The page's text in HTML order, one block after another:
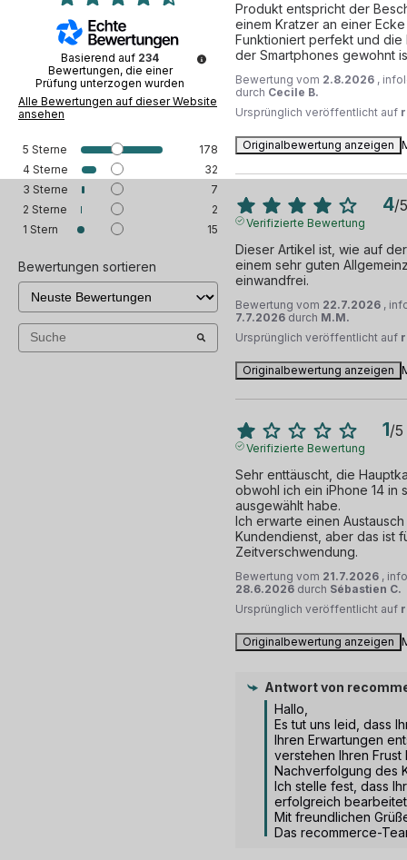
Basierend auf 234
Bewertungen, die einer
Prüfung unterzogen wurden
Alle Bewertungen auf dieser Website
ansehen
5 Sterne
178
4 Sterne
32
3 Sterne
7
2 Sterne
2
1 Stern 15
Bewertungen sortieren
Produkt entspricht der
einem Kratzer an einer
Funktioniert perfekt und die
der Smartphones gewohnt
Bewertung vom 2.8.2026 ,
durch Cecile B.
Ursprünglich veröffentlicht auf
Originalbewertung anzeigen
4/5
Verifizierte Bewertung
Dieser Artikel ist, wie auf
einem sehr guten
einwandfrei.
Bewertung vom 22.7.2026 ,
7.7.2026 durch M.M.
Ursprünglich veröffentlicht auf
Originalbewertung anzeigen
1/5
Verifizierte Bewertung
Sehr enttäuscht, die
obwohl ich ein iPhone 14 in
ausgewählt habe.
Ich erwarte einen
Kundendienst, aber das ist
Zeitverschwendung.
Bewertung vom 21.7.2026 ,
28.6.2026 durch Sébastien C.
Ursprünglich veröffentlicht auf
Originalbewertung anzeigen
Antwort von
Hallo,
Es tut uns leid, dass
Ihren Erwartungen
verstehen Ihren
Nachverfolgung des
Ich stelle fest, dass
erfolgreich
Mit freundlichen
Das recommerce-